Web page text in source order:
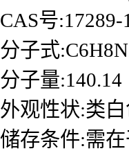
CAS号:17289-
分子式
分子量:140.14
外观性状:类
储存条件:需